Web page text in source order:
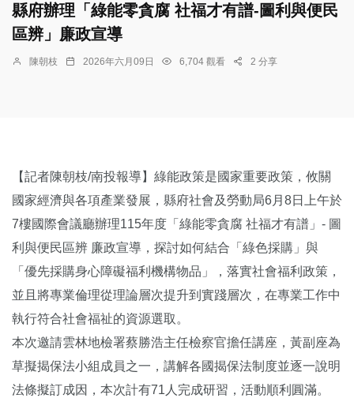
縣府辦理「綠能零貪腐 社福才有譜-圖利與便民
區辨」廉政宣導
陳朝枝 2026年六月09日 6,704 觀看 2 分享
【記者陳朝枝/南投報導】綠能政策是國家重要政策，攸關
國家經濟與各項產業發展，縣府社會及勞動局6月8日上午於
7樓國際會議廳辦理115年度「綠能零貪腐 社福才有譜」- 圖
利與便民區辨 廉政宣導，探討如何結合「綠色採購」與
「優先採購身心障礙福利機構物品」，落實社會福利政策，
並且將專業倫理從理論層次提升到實踐層次，在專業工作中
執行符合社會福祉的資源選取。
本次邀請雲林地檢署蔡勝浩主任檢察官擔任講座，黃副座為
草擬揭保法小組成員之一，講解各國揭保法制度並逐一說明
法條擬訂成因，本次計有71人完成研習，活動順利圓滿。